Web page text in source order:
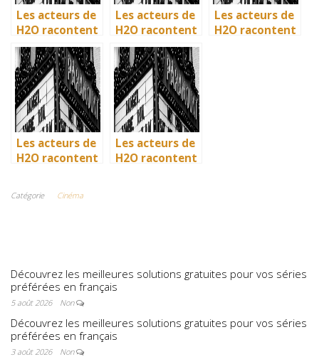
Les acteurs de
H2O racontent
: comment l’ile
de Mako a pris
vie en
Australie
Les acteurs de
H2O racontent
: comment l’ile
de Mako a pris
vie en
Australie
Les acteurs de
H2O racontent
Les acteurs de
H2O racontent
vie en
Les acteurs de
H2O racontent
Catégorie Cinéma
Découvrez les meilleures solutions gratuites pour vos séries
préférées en français
5 août 2026 Non
Découvrez les meilleures solutions gratuites pour vos séries
préférées en français
3 août 2026 Non